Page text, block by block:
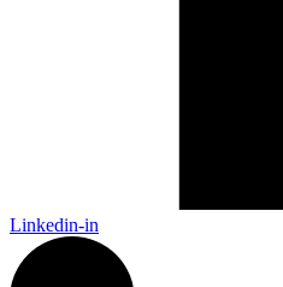
Linkedin-in